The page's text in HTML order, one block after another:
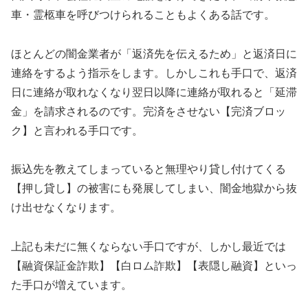
車・霊柩車を呼びつけられることもよくある話です。
ほとんどの闇金業者が「返済先を伝えるため」と返済日に
連絡をするよう指示をします。しかしこれも手口で、返済
日に連絡が取れなくなり翌日以降に連絡が取れると「延滞
金」を請求されるのです。完済をさせない【完済ブロッ
ク】と言われる手口です。
振込先を教えてしまっていると無理やり貸し付けてくる
【押し貸し】の被害にも発展してしまい、闇金地獄から抜
け出せなくなります。
上記も未だに無くならない手口ですが、しかし最近では
【融資保証金詐欺】【白ロム詐欺】【表隠し融資】といっ
た手口が増えています。